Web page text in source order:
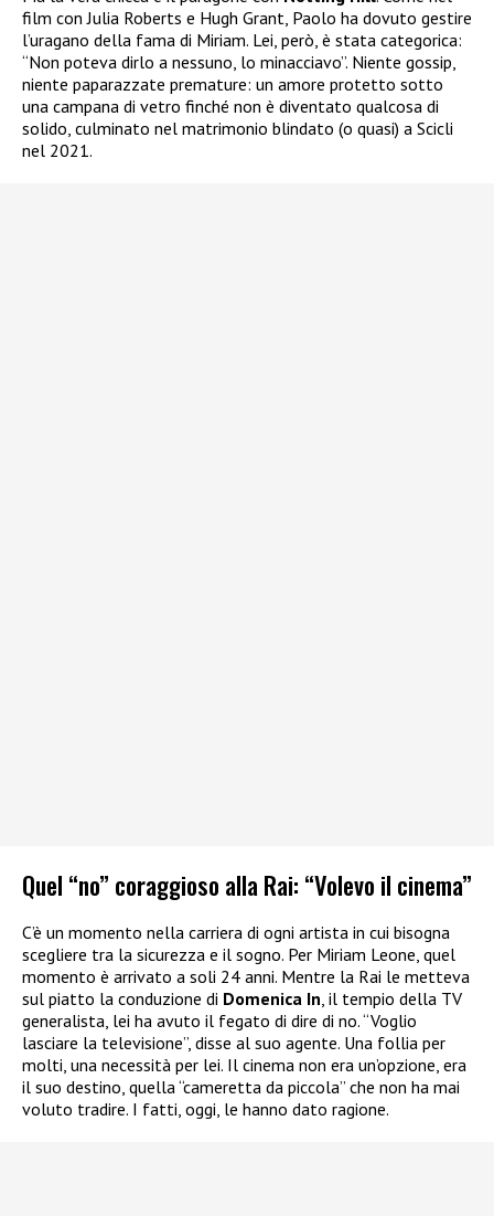
film con Julia Roberts e Hugh Grant, Paolo ha dovuto gestire
l’uragano della fama di Miriam. Lei, però, è stata categorica:
“Non poteva dirlo a nessuno, lo minacciavo”. Niente gossip,
niente paparazzate premature: un amore protetto sotto
una campana di vetro finché non è diventato qualcosa di
solido, culminato nel matrimonio blindato (o quasi) a Scicli
nel 2021.
Quel “no” coraggioso alla Rai: “Volevo il cinema”
C’è un momento nella carriera di ogni artista in cui bisogna
scegliere tra la sicurezza e il sogno. Per Miriam Leone, quel
momento è arrivato a soli 24 anni. Mentre la Rai le metteva
sul piatto la conduzione di Domenica In, il tempio della TV
generalista, lei ha avuto il fegato di dire di no. “Voglio
lasciare la televisione”, disse al suo agente. Una follia per
molti, una necessità per lei. Il cinema non era un’opzione, era
il suo destino, quella “cameretta da piccola” che non ha mai
voluto tradire. I fatti, oggi, le hanno dato ragione.